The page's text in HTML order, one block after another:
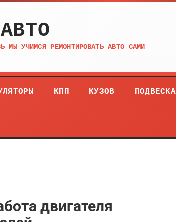
МЫ УЧИМСЯ РЕМОНТИРОВАТЬ АВТО САМИ
КПП КУЗОВ ПОДВЕСКА
двигателя